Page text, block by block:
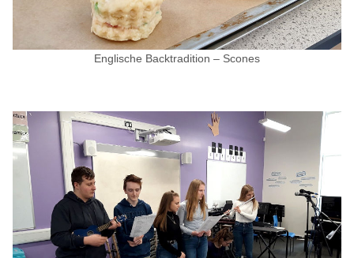
Englische Backtradition – Scones